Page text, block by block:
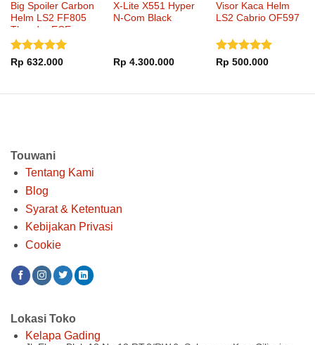
Big Spoiler Carbon
Helm LS2 FF805
Thunder ECE
Dinilai 5
Rp 632.000
X-Lite X551 Hyper
N-Com Black
Rp 4.300.000
Visor Kaca Helm
LS2 Cabrio OF597
Dinilai 5
Rp 500.000
Touwani
Tentang Kami
Blog
Syarat & Ketentuan
Kebijakan Privasi
Cookie
Lokasi Toko
Kelapa Gading